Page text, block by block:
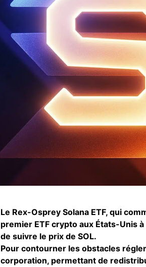
Le Rex-Osprey Solana ETF, qui
premier ETF crypto aux États-Unis
de suivre le prix de SOL.
Pour contourner les obstacles
corporation, permettant de